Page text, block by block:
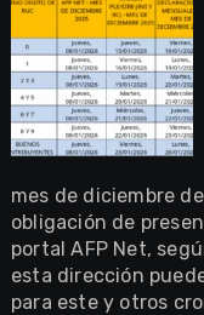
mes de diciembre
obligación de
portal AFP Net,
esta dirección
para este y otros